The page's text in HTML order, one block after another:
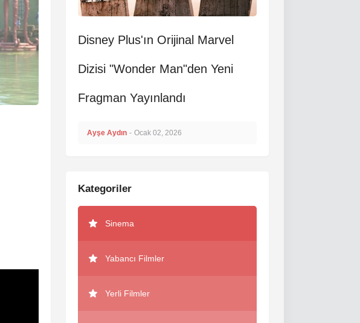
Disney Plus'ın Orijinal Marvel
Dizisi "Wonder Man"den Yeni
Fragman Yayınlandı
Ayşe Aydın - Ocak 02, 2026
Kategoriler
Sinema
Yabancı Filmler
Yerli Filmler